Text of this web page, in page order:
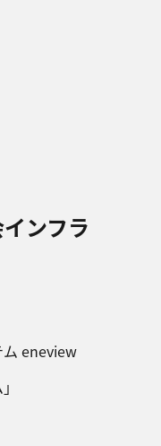
ンフラ
ム eneview